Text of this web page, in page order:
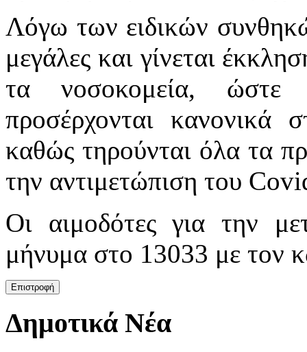
Λόγω των ειδικών
μεγάλες και γίνεται
τα νοσοκομεία, ώστε
προσέρχονται κανονικά
καθώς τηρούνται όλα τα
την αντιμετώπιση του
Οι αιμοδότες για την
μήνυμα στο 13033 με τον
Δημοτικά Νέα